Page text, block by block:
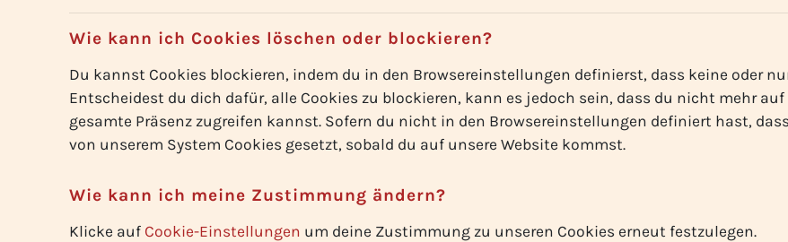
Wie kann ich Cookies löschen oder blockieren?
Du kannst Cookies blockieren, indem du in den Browsereinstellungen definierst, dass keine oder
Entscheidest du dich dafür, alle Cookies zu blockieren, kann es jedoch sein, dass du nicht mehr
gesamte Präsenz zugreifen kannst. Sofern du nicht in den Browsereinstellungen definiert hast,
von unserem System Cookies gesetzt, sobald du auf unsere Website kommst.
Wie kann ich meine Zustimmung ändern?
Klicke auf Cookie-Einstellungen um deine Zustimmung zu unseren Cookies erneut festzulegen.